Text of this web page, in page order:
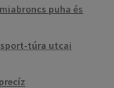
puha és
sport-túra utcai